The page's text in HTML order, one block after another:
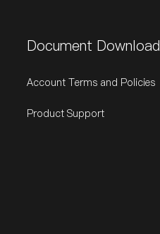
Document Download
Account Terms and Policies
Product Support